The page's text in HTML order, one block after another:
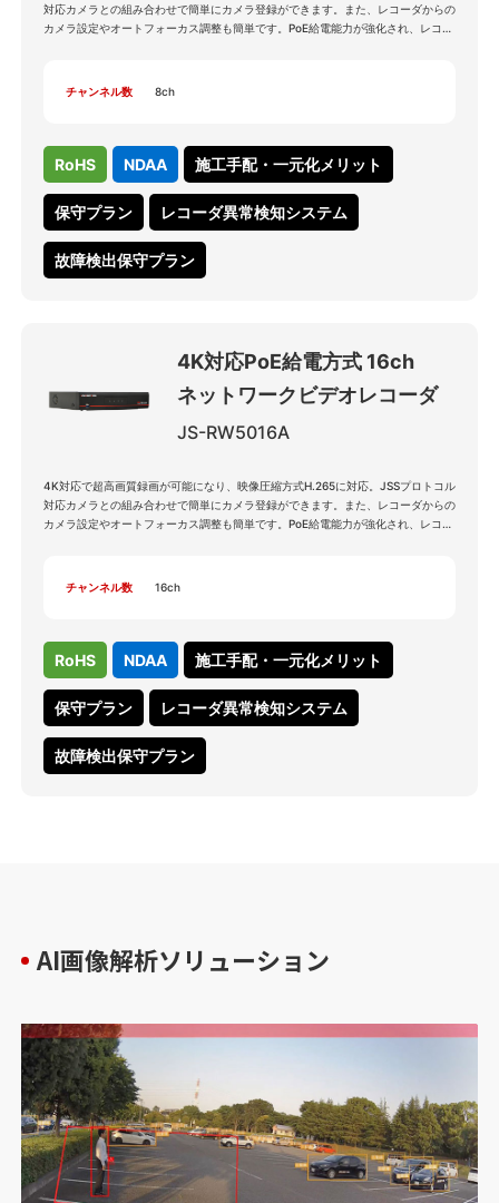
対応カメラとの組み合わせで簡単にカメラ登録ができます。また、レコーダからの
カメラ設定やオートフォーカス調整も簡単です。PoE給電能力が強化され、レコー
チャンネル数 8ch
RoHS NDAA 施工手配・一元化メリット
保守プラン レコーダ異常検知システム
故障検出保守プラン
4K対応PoE給電方式 16ch
ネットワークビデオレコーダ
JS-RW5016A
4K対応で超高画質録画が可能になり、映像圧縮方式H.265に対応。JSSプロトコル
対応カメラとの組み合わせで簡単にカメラ登録ができます。また、レコーダからの
カメラ設定やオートフォーカス調整も簡単です。PoE給電能力が強化され、レコー
チャンネル数 16ch
RoHS NDAA 施工手配・一元化メリット
保守プラン レコーダ異常検知システム
故障検出保守プラン
AI画像解析ソリューション